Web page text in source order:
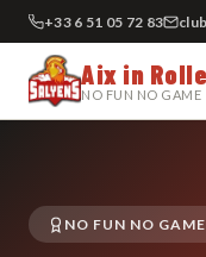
+33 6 51 05 72 83
Aix in
NO FUN NO GAME
NO FUN NO GAME